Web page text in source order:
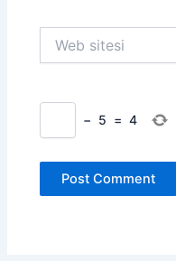
sitesi
− 5 = 4